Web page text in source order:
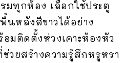
มทุกห้อง เลือกใช้ประตู
นหลังสีขาวได้อย่าง
มติดตั้งห่วงเคาะห้องหัว
วยสร้างความรู้สึกหรูหรา